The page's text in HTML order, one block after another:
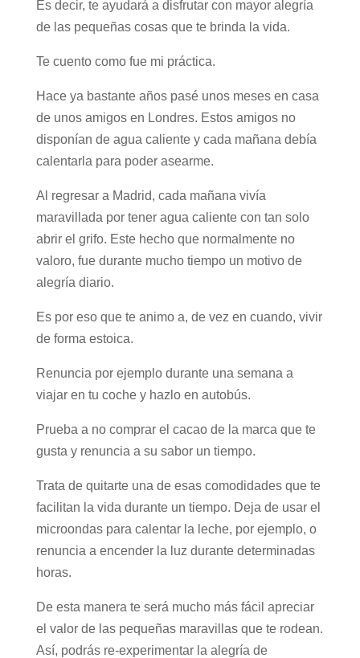
Es decir, te ayudará a disfrutar con mayor alegría
de las pequeñas cosas que te brinda la vida.
Te cuento como fue mi práctica.
Hace ya bastante años pasé unos meses en casa
de unos amigos en Londres. Estos amigos no
disponían de agua caliente y cada mañana debía
calentarla para poder asearme.
Al regresar a Madrid, cada mañana vivía
maravillada por tener agua caliente con tan solo
abrir el grifo. Este hecho que normalmente no
valoro, fue durante mucho tiempo un motivo de
alegría diario.
Es por eso que te animo a, de vez en cuando, vivir
de forma estoica.
Renuncia por ejemplo durante una semana a
viajar en tu coche y hazlo en autobús.
Prueba a no comprar el cacao de la marca que te
gusta y renuncia a su sabor un tiempo.
Trata de quitarte una de esas comodidades que te
facilitan la vida durante un tiempo. Deja de usar el
microondas para calentar la leche, por ejemplo, o
renuncia a encender la luz durante determinadas
horas.
De esta manera te será mucho más fácil apreciar
el valor de las pequeñas maravillas que te rodean.
Así, podrás re-experimentar la alegría de